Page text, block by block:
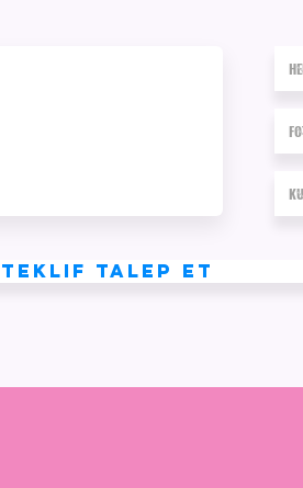
Teklif Talep Et